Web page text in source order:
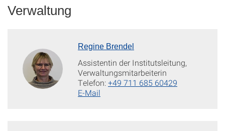
Verwaltung
Regine Brendel
Assistentin der Institutsleitung,
Verwaltungsmitarbeiterin
Telefon:+49 711 685 60429
E-Mail